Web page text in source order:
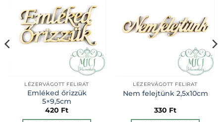
LÉZERVÁGOTT FELIRAT
Emléked őrizzük
5×9,5cm
420 Ft
LÉZERVÁGOTT FELIRAT
Nem felejtünk 2,5x10cm
330 Ft